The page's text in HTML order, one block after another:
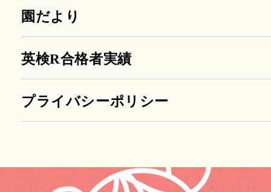
園だより
英検R合格者実績
プライバシーポリシー